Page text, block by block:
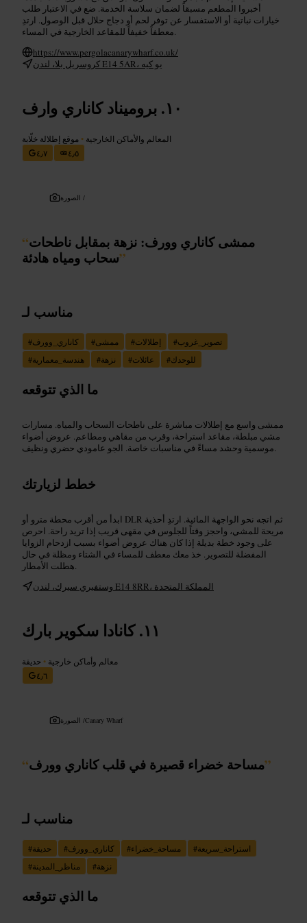
أخبروا المطعم مسبقاً لضمان سلاسة الخدمة. ضع في الاعتبار طلب
خيارات نباتية أو الاستفسار عن توفر لحم أو دجاج حلال قبل الوصول. ارتدِ
معطفاً خفيفاً للمقاعد الخارجية في المساء.
https://www.pergolacanarywharf.co.uk/
كروسريل بلا، لندن E14 5AR، يو كيه
بروميناد كاناري وارف
المعالم والأماكن الخارجية • موقع إطلالة خلّابة
٤٫٧
٤٫٥
الصورة /
“ممشى كاناري وورف: نزهة بمقابل ناطحات
سحاب ومياه هادئة”
مناسب لـ
#كاناري_وورف #ممشى #إطلالات #تصوير_غروب
#هندسة_معمارية #نزهة #عائلات #للوحدك
ما الذي تتوقعه
ممشى واسع مع إطلالات مباشرة على ناطحات السحاب والمياه. مسارات
مشي مبلطة، مقاعد استراحة، وقرب من مقاهي ومطاعم. عروض أضواء
موسمية وحشد مساءً في مناسبات خاصة. الجو عامودي حضري ونظيف.
خطط لزيارتك
ابدأ من أقرب محطة مترو أو DLR ثم اتجه نحو الواجهة المائية. ارتدِ أحذية
مريحة للمشي، واحجز وقتاً للجلوس في مقهى قريب إذا تريد راحة. احرص
على وجود خطة بديلة إذا كان هناك عروض أضواء بسبب ازدحام الزوايا
المفضلة للتصوير. خذ معك معطف للمساء في الشتاء ومظلة في حال
هطلت الأمطار.
وستفيري سيرك، لندن E14 8RR، المملكة المتحدة
كانادا سكوير بارك
معالم وأماكن خارجية • حديقة
٤٫٦
الصورة /Canary Wharf
“مساحة خضراء قصيرة في قلب كاناري وورف”
مناسب لـ
#حديقة #كاناري_وورف #مساحة_خضراء #استراحة_سريعة
#مناظر_المدينة #نزهة
ما الذي تتوقعه